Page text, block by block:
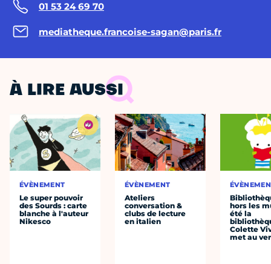
01 53 24 69 70
mediatheque.francoise-sagan@paris.fr
À LIRE AUSSI
ÉVÈNEMENT
Le super pouvoir
des Sourds : carte
blanche à l'auteur
Nikesco
ÉVÈNEMENT
Ateliers
conversation &
clubs de lecture
en italien
hors les
été la
Colette
met au